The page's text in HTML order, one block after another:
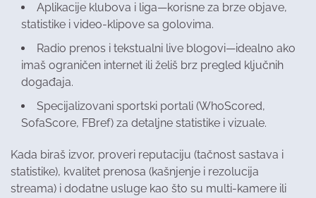
Aplikacije klubova i liga—korisne za brze objave,
statistike i video-klipove sa golovima.
Radio prenos i tekstualni live blogovi—idealno ako
imaš ograničen internet ili želiš brz pregled ključnih
događaja.
Specijalizovani sportski portali (WhoScored,
SofaScore, FBref) za detaljne statistike i vizuale.
Kada biraš izvor, proveri reputaciju (tačnost sastava i
statistike), kvalitet prenosa (kašnjenje i rezolucija
streama) i dodatne usluge kao što su multi-kamere ili